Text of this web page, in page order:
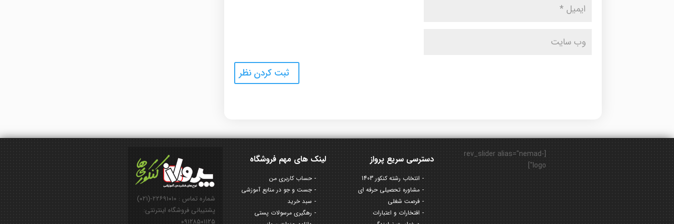
شماره تماس : ۲۲۶۹۱۰۱۰-(۰۲۱)
پشتیبانی فروشگاه اینترنتی:
لینک های مهم فروشگاه
حساب کاربری من
جست و جو در منابع آموزشی
سبد خرید
رهگیری مرسولات پستی
دسترسی سریع پرواز
انتخاب رشته کنکور 1403
مشاوره تحصیلی حرفه ای
فرصت شغلی
افتخارات و اعتبارات
[rev_slider alias="nemad-
logo"]